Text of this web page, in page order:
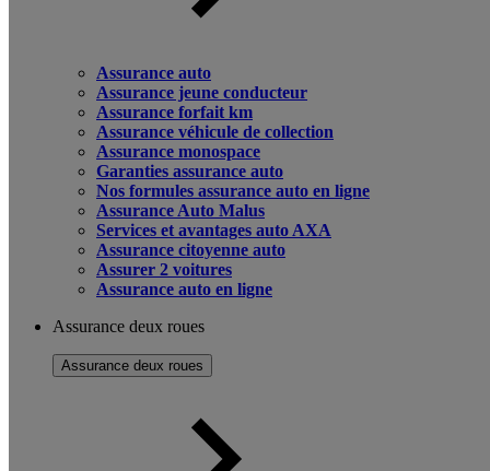
Assurance auto
Assurance jeune conducteur
Assurance forfait km
Assurance véhicule de collection
Assurance monospace
Garanties assurance auto
Nos formules assurance auto en ligne
Assurance Auto Malus
Services et avantages auto AXA
Assurance citoyenne auto
Assurer 2 voitures
Assurance auto en ligne
Assurance deux roues
Assurance deux roues